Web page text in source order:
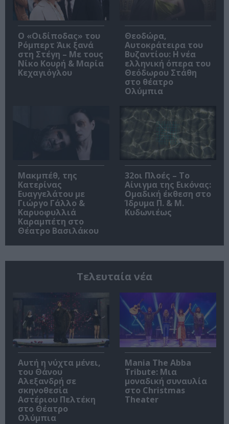
O «Οιδίποδας» του
Ρόμπερτ Άικ ξανά
στη Στέγη – Με τους
Νίκο Κουρή & Μαρία
Κεχαγιόγλου
Θεοδώρα,
Αυτοκράτειρα του
Βυζαντίου: Η νέα
ελληνική όπερα του
Θεόδωρου Στάθη
στο θέατρο
Ολύμπια
Μακμπέθ, της
Κατερίνας
Ευαγγελάτου με
Γιώργο Γάλλο &
Καρυοφυλλιά
Καραμπέτη στο
Θέατρο Βασιλάκου
32οι Πλοές – Το
Αίνιγμα της Εικόνας:
Ομαδική έκθεση στο
Ίδρυμα Π. & Μ.
Κυδωνιέως
Τελευταία νέα
Αυτή η νύχτα μένει,
του Θάνου
Αλεξανδρή σε
σκηνοθεσία
Αστέριου Πελτέκη
στο Θέατρο
Ολύμπια
Mania The Abba
Tribute: Μια
μοναδική συναυλία
στο Christmas
Theater